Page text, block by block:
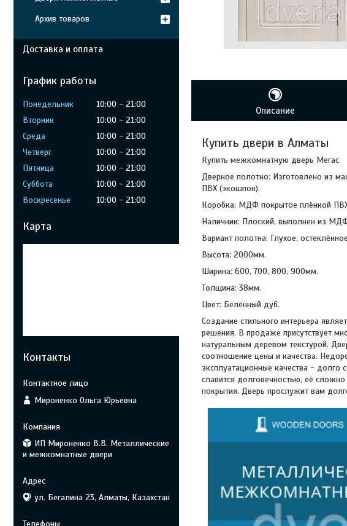
Описание
Купить двери в Алматы
Купить межкомнатную дверь Мегас
Дверное полотно: Изготовлено из
ПВХ (экошпон).
Коробка: МДФ покрытое плёнкой
Наличник: Плоский, выполнен из
Вариант полотна: Глухое,
Высота: 2000мм.
Ширина: 600, 700, 800, 900мм.
Толщина: 38мм.
Цвет: Белённый дуб.
Создание стильного интерьера
решения. В продаже присутствует
натуральным деревом текстурой.
соотношение цены и качества.
эксплуатационные качества - долго
славится долговечностью, её
покрытия. Дверь прослужит вам
Архив товаров
Доставка и оплата
График работы
Понедельник 10:00
21:00
Вторник
10:00
21:00
Среда
10:00
21:00
Четверг
10:00
21:00
Пятница
10:00
21:00
Суббота
10:00
21:00
Воскресенье
10:00 21:00
Карта
Контакты
Мироненко Ольга Юрьевна
ИП Мироненко В.В. Металлические
и межкомнатные двери
ул. Бегалина 23, Алматы, Казахстан